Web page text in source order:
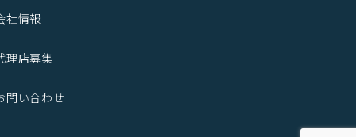
社情報
理店募集
問い合わせ